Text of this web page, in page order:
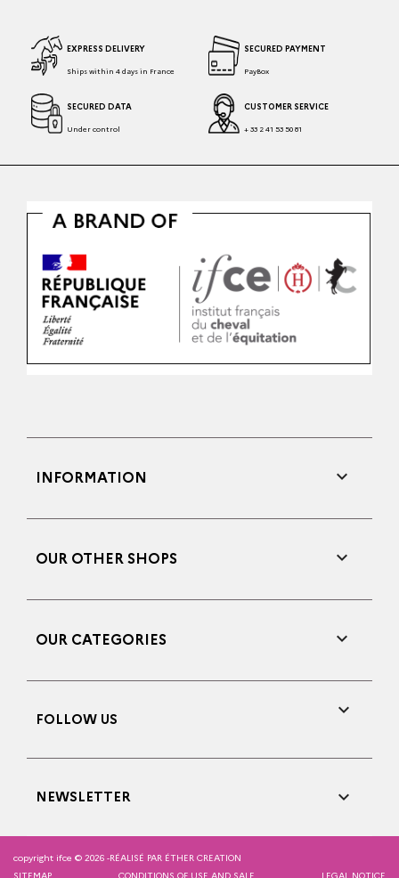
EXPRESS DELIVERY
Ships within 4 days in France
SECURED PAYMENT
PayBox
SECURED DATA
Under control
CUSTOMER SERVICE
+ 33 2 41 53 50 81
INFORMATION 
OUR OTHER SHOPS 
OUR CATEGORIES 
FOLLOW US 
NEWSLETTER 
copyright ifce © 2026 -RÉALISÉ PAR ÉTHER CREATION